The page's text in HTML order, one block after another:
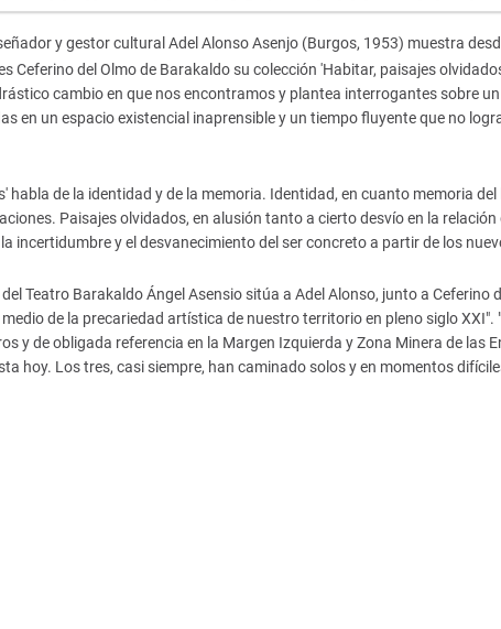
y gestor cultural Adel Alonso Asenjo (Burgos, 1953) muestra
Ceferino del Olmo de Barakaldo su colección 'Habitar, paisajes
cambio en que nos encontramos y plantea interrogantes sobre
en un espacio existencial inaprensible y un tiempo fluyente que no
habla de la identidad y de la memoria. Identidad, en cuanto memoria del
Paisajes olvidados, en alusión tanto a cierto desvío en la
incertidumbre y el desvanecimiento del ser concreto a partir de los
Teatro Barakaldo Ángel Asensio sitúa a Adel Alonso, junto a Ceferino
de la precariedad artística de nuestro territorio en pleno siglo XXI".
y de obligada referencia en la Margen Izquierda y Zona Minera de las
hoy. Los tres, casi siempre, han caminado solos y en momentos